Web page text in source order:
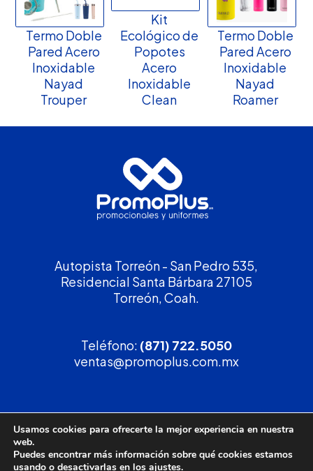
Termo Doble
Pared Acero
Inoxidable
Nayad
Trouper
Kit
Ecológico de
Popotes
Acero
Inoxidable
Clean
Termo Doble
Pared Acero
Inoxidable
Nayad
Roamer
Autopista Torreón - San Pedro 535,
Residencial Santa Bárbara 27105
Torreón, Coah.
Teléfono: (871) 722.5050
ventas@promoplus.com.mx
¡Solicita tucotización!
(800) 90 PROMO
Usamos cookies para ofrecerte la mejor experiencia en nuestra
web.
Puedes encontrar más información sobre qué cookies estamos
usando o desactivarlas en los ajustes.